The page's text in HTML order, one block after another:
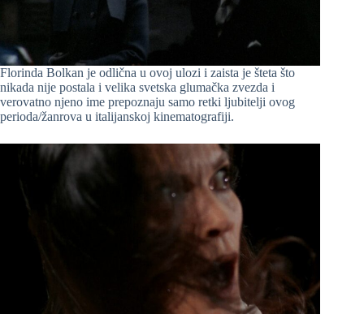
Florinda Bolkan je odlična u ovoj ulozi i zaista je šteta što
nikada nije postala i velika svetska glumačka zvezda i
verovatno njeno ime prepoznaju samo retki ljubitelji ovog
perioda/žanrova u italijanskoj kinematografiji.